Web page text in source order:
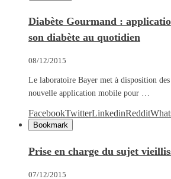
Diabète Gourmand :
son diabète au quotidien
08/12/2015
Le laboratoire Bayer met à disposition
nouvelle application mobile pour …
FacebookTwitterLinkedinReddit
Bookmark
Prise en charge du sujet
07/12/2015